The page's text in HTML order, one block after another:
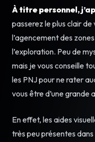
À titre personnel,
passerez le plus clair
l’agencement des
l’exploration. Peu de
mais je vous conseille
les PNJ pour ne rater
vous être d’une grande
En effet, les aides
très peu présentes